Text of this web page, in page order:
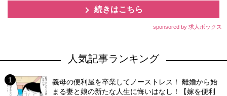
続きはこちら
sponsored by 求人ボックス
人気記事ランキング
義母の便利屋を卒業してノーストレス！ 離婚から始
まる妻と娘の新たな人生に悔いはなし！【嫁を便利